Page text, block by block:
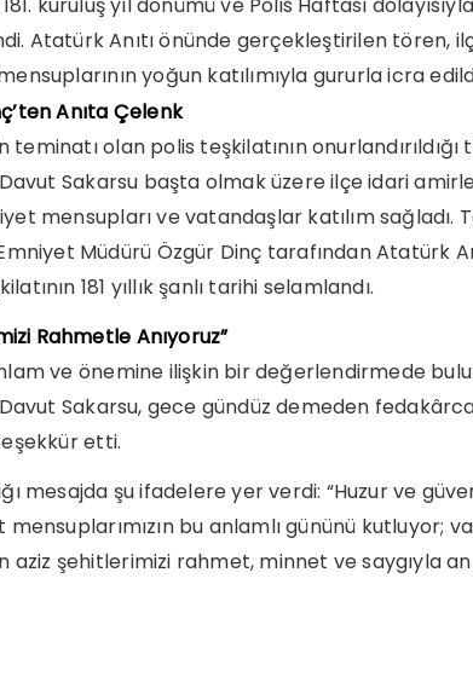
Atatürk Anıtı önünde gerçekleştirilen tören,
yoğun katılımıyla gururla icra
Anıta Çelenk
olan polis teşkilatının onurlandırıldığı
Davut Sakarsu başta olmak üzere ilçe idari
mensupları ve vatandaşlar katılım sağladı.
Müdürü Özgür Dinç tarafından Atatürk
181 yıllık şanlı tarihi selamlandı.
Rahmetle Anıyoruz”
ve önemine ilişkin bir değerlendirmede
Davut Sakarsu, gece gündüz demeden
etti.
mesajda şu ifadelere yer verdi: “Huzur ve
bu anlamlı gününü kutluyor;
aziz şehitlerimizi rahmet, minnet ve saygıyla